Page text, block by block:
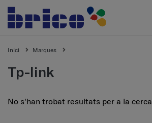
Inici Marques
tp-link
No s'han trobat resultats per a la cerca